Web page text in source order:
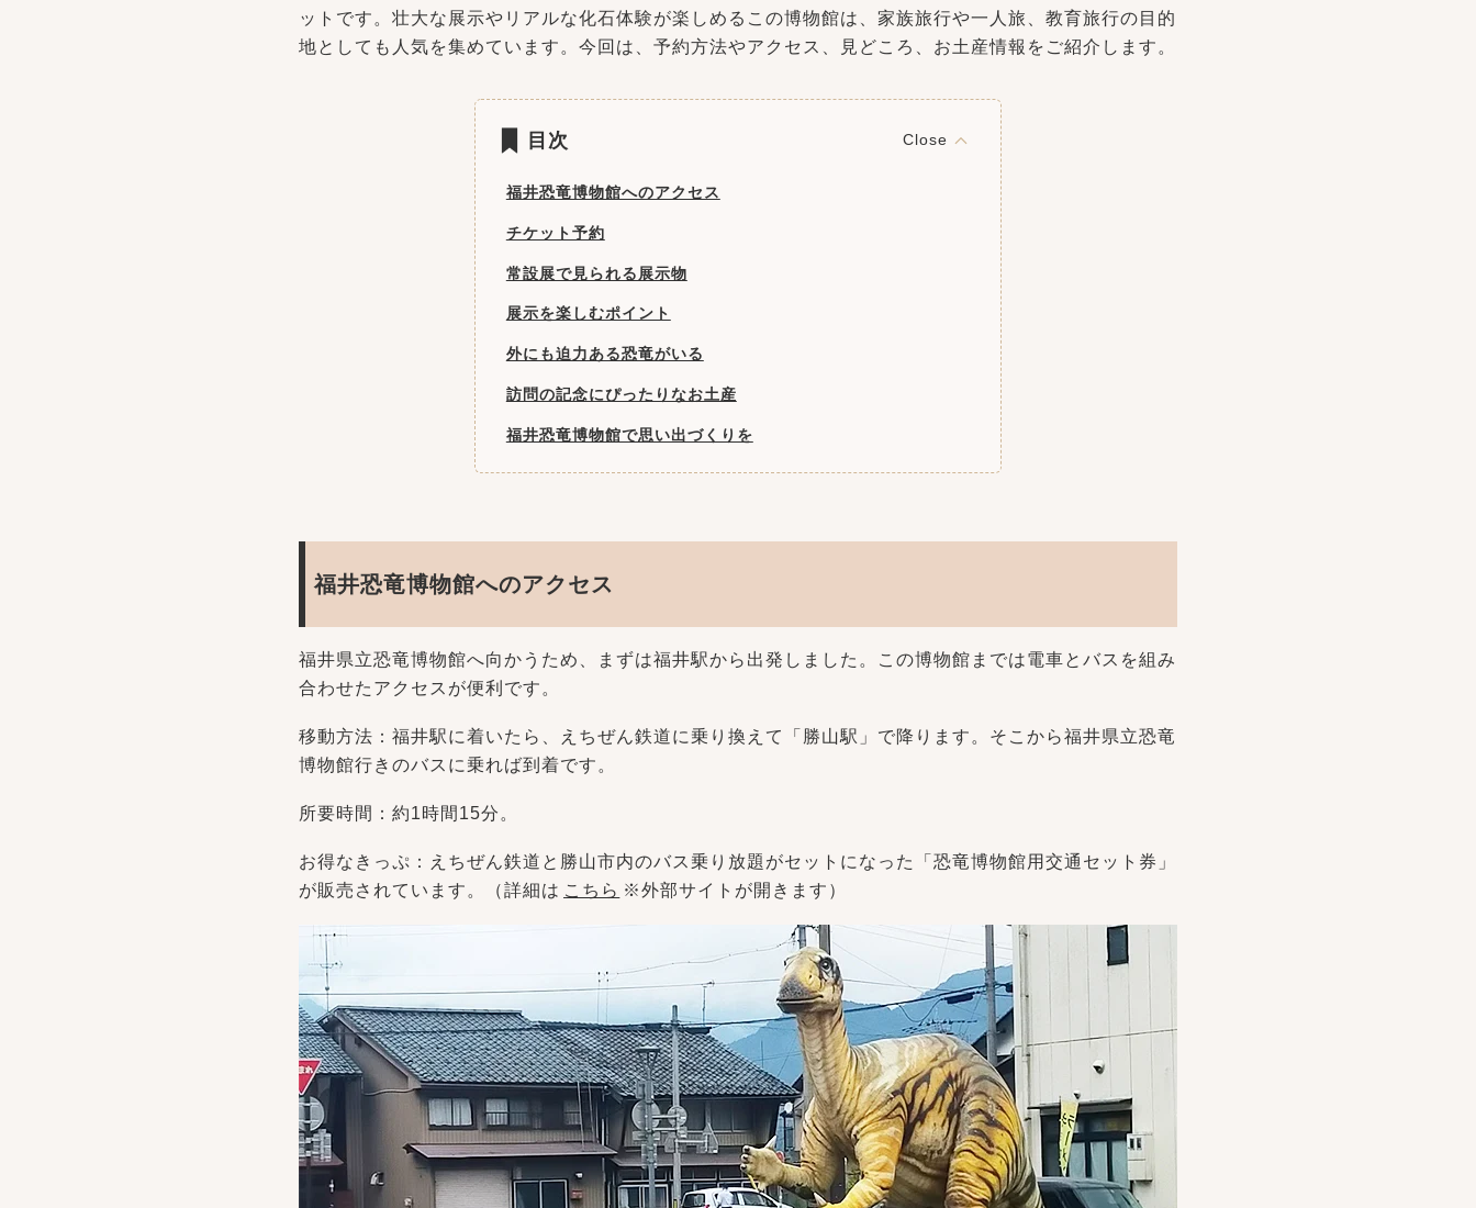
ットです。壮大な展示やリアルな化石体験が楽しめるこの博物館は、家族旅行や一人旅、教育旅行の目的
地としても人気を集めています。今回は、予約方法やアクセス、見どころ、お土産情報をご紹介します。
目次
福井恐竜博物館へのアクセス
チケット予約
常設展で見られる展示物
展示を楽しむポイント
外にも迫力ある恐竜がいる
訪問の記念にぴったりなお土産
福井恐竜博物館で思い出づくりを
福井恐竜博物館へのアクセス
福井県立恐竜博物館へ向かうため、まずは福井駅から出発しました。この博物館までは電車とバスを組み
合わせたアクセスが便利です。
移動方法：福井駅に着いたら、えちぜん鉄道に乗り換えて「勝山駅」で降ります。そこから福井県立恐竜
博物館行きのバスに乗れば到着です。
所要時間：約1時間15分。
お得なきっぷ：えちぜん鉄道と勝山市内のバス乗り放題がセットになった「恐竜博物館用交通セット券」
が販売されています。（詳細は こちら ※外部サイトが開きます）